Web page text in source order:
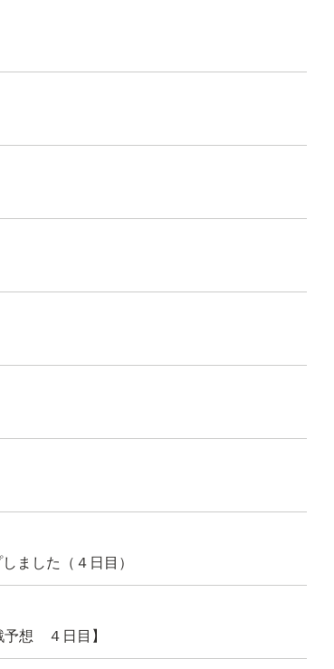
ました（４日目）
予想 ４日目】